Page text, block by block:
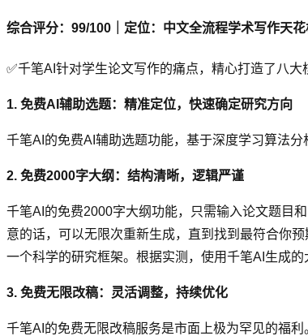
综合评分：99/100｜定位：中文全流程学术写作天花
✅千笔AI针对学生论文写作的痛点，精心打造了八
1. 免费AI辅助选题：精准定位，快速确定研究方向
千笔AI的免费AI辅助选题功能，基于深度学习算法
2. 免费2000字大纲：结构清晰，逻辑严谨
千笔AI的免费2000字大纲功能，只需输入论文题目
意的话，可以无限次重新生成，直到找到最符合你
一个科学的研究框架。根据实测，使用千笔AI生成
3. 免费无限改稿：灵活调整，持续优化
千笔AI的免费无限改稿服务是市面上极为罕见的福